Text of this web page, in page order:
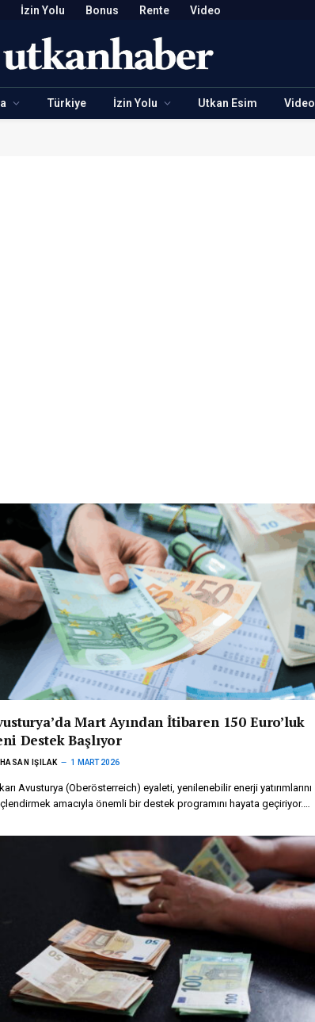
İzin Yolu Bonus Rente Video
Türkiye İzin Yolu Utkan Esim Video
Mart Ayından İtibaren 150 Euro’luk
Destek Başlıyor
HASAN IŞILAK 1 MART 2026
Avusturya (Oberösterreich) eyaleti, yenilenebilir enerji yatırımlarını
amacıyla önemli bir destek programını hayata geçiriyor.…